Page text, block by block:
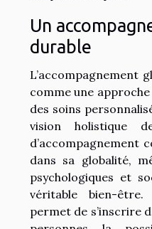
Un
durable
L’accompagnement
comme une
des soins
vision holistique
d’accompagnement
dans sa globalité,
psychologiques et
véritable bien-
permet de s’inscrire